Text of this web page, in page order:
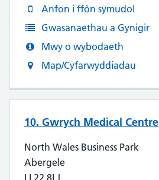
Anfon i ffôn symudol
Gwasanaethau a Gynigir
Mwy o wybodaeth
Map/Cyfarwyddiadau
10. Gwrych Medical Centre
North Wales Business Park
Abergele
LL22 8LJ